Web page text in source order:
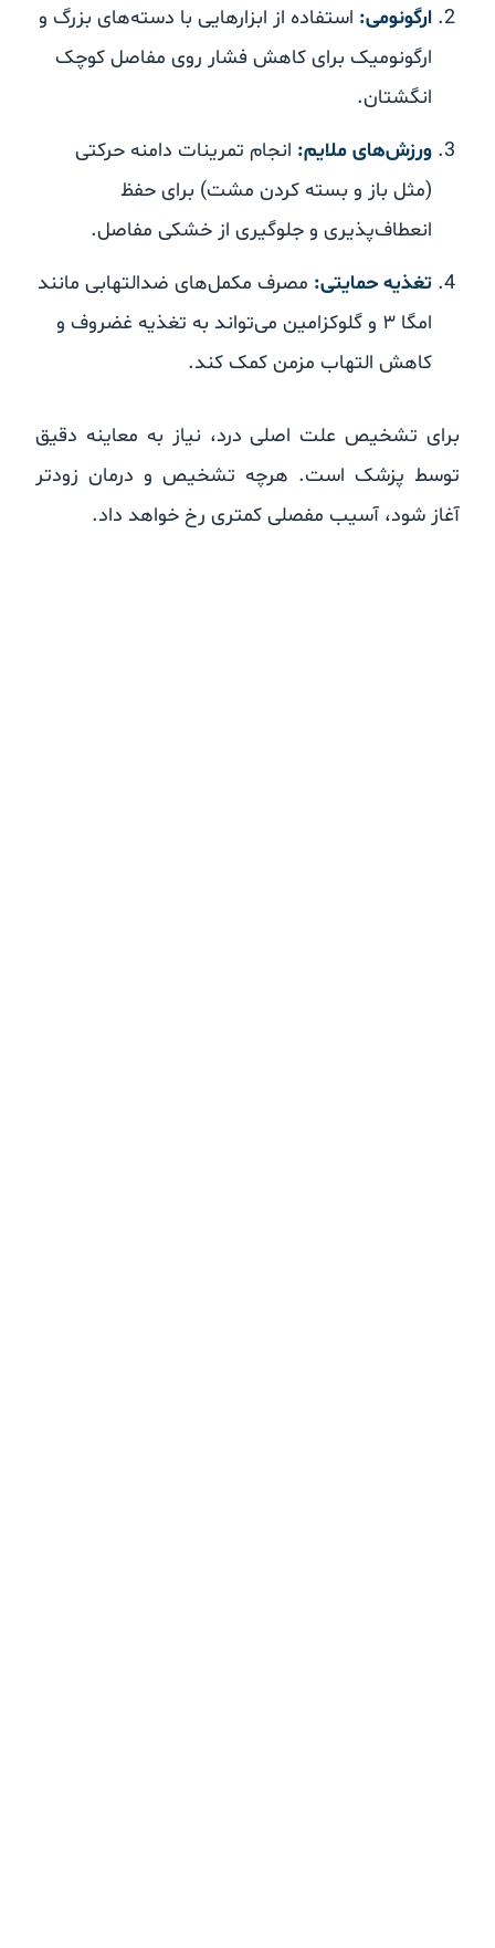
ارگونومی:استفاده از ابزارهایی با دسته‌های بزرگ و
ارگونومیک برای کاهش فشار روی مفاصل کوچک
انگشتان.
ورزش‌های ملایم:انجام تمرینات دامنه حرکتی
(مثل باز و بسته کردن مشت) برای حفظ
انعطاف‌پذیری و جلوگیری از خشکی مفاصل.
تغذیه حمایتی:مصرف مکمل‌های ضدالتهابی مانند
امگا ۳ و گلوکزامین می‌تواند به تغذیه غضروف و
کاهش التهاب مزمن کمک کند.
برای تشخیص علت اصلی درد، نیاز به معاینه دقیق
توسط پزشک است. هرچه تشخیص و درمان زودتر
آغاز شود، آسیب مفصلی کمتری رخ خواهد داد.